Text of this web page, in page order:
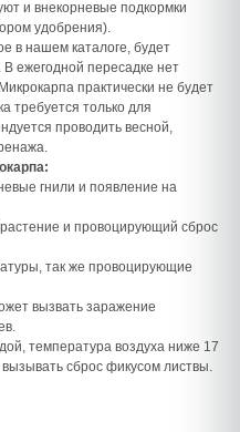
и внекорневые подкормки
удобрения).
в нашем каталоге, будет
В ежегодной пересадке нет
практически не будет
требуется только для
проводить весной,
гнили и появление на
и провоцирующий сброс
так же провоцирующие
вызвать заражение
температура воздуха ниже 17
сброс фикусом листвы.